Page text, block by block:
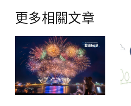
覽
更多相關文章